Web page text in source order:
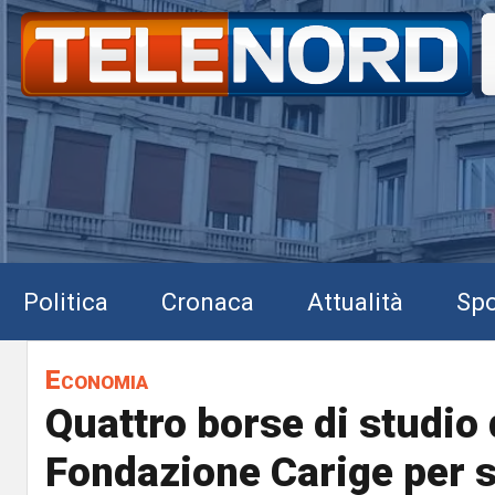
Politica Cronaca Attualità
Economia
Quattro borse di studio
Fondazione Carige per